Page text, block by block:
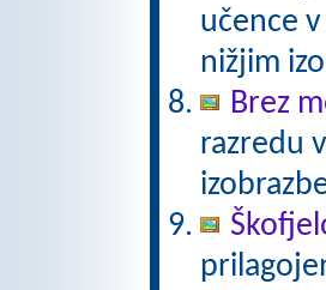
učence
nižjim
Brez
razredu